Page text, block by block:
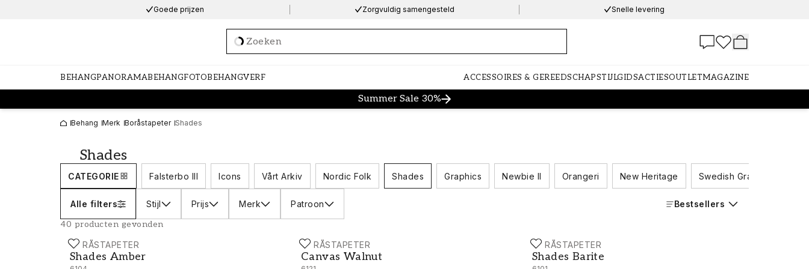
Goede prijzen Zorgvuldig samengesteld Snelle levering
Loading…
BEHANGPANORAMABEHANGFOTOBEHANGVERF ACCESSOIRES & GEREEDSCHAPSTIJLGIDSACTIESOUTLETMAGAZINE
Summer Sale 30%
Behang Merk Boråstapeter Shades
Shades
CATEGORIE Falsterbo III Icons Vårt Arkiv Nordic Folk Shades Graphics Newbie II Orangeri New Heritage Swedish Grace
Alle filters Stijl Prijs Merk Patroon
Bestsellers
40 producten gevonden
BORÅSTAPETER
Shades Amber
Shades Amber - 6104 BORÅSTAPETER
Canvas Walnut
Canvas Walnut - 6121 BORÅSTAPETER
Shades Barite
Shades Barite - 6101